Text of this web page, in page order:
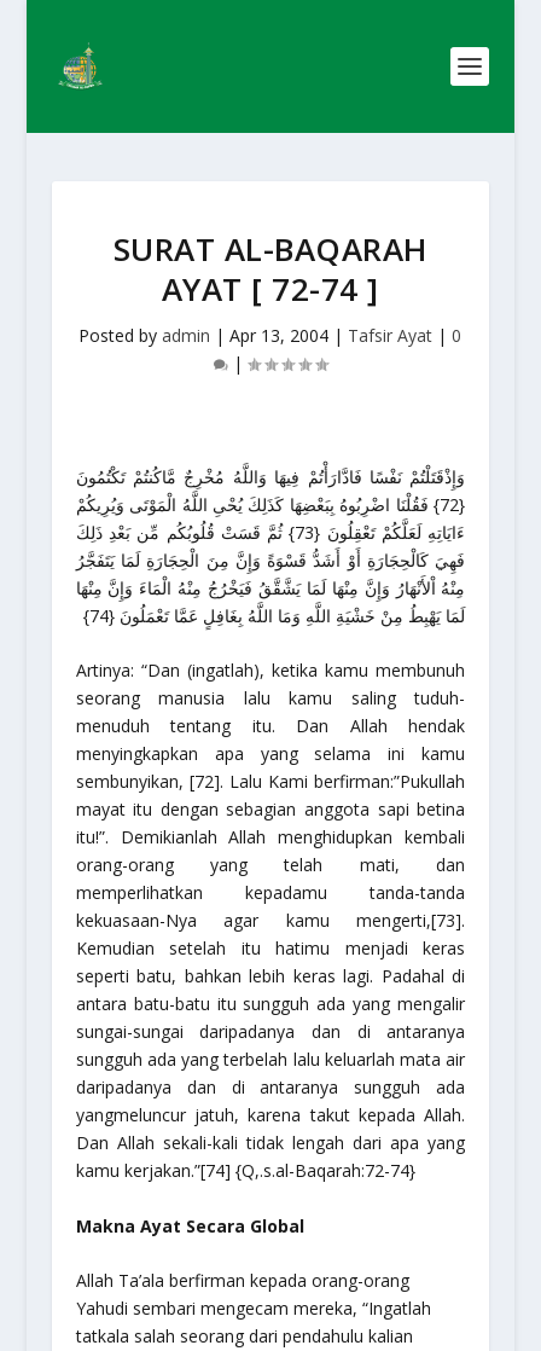
SURAT AL-BAQARAH
AYAT [ 72-74 ]
Posted byadmin |Apr 13, 2004 | Tafsir Ayat |0
|
وَإِذْقَتَلْتُمْ نَفْسًا فَادَّارَأْتُمْ فِيهَا وَاللَّهُ مُخْرِجٌ مَّاكُنتُمْ تَكْتُمُونَ
{72} فَقُلْنَا اضْرِبُوهُ بِبَعْضِهَا كَذَلِكَ يُحْىِ اللَّهُ الْمَوْتَى وَيُرِيكُمْ
ءَايَاتِهِ لَعَلَّكُمْ تَعْقِلُونَ {73} ثُمَّ قَسَتْ قُلُوبُكُم مِّن بَعْدِ ذَلِكَ
فَهِيَ كَالْحِجَارَةِ أَوْ أَشَدُّ قَسْوَةً وَإِنَّ مِنَ الْحِجَارَةِ لَمَا يَتَفَجَّرُ
مِنْهُ اْلأَنْهَارُ وَإِنَّ مِنْهَا لَمَا يَشَّقَّقُ فَيَخْرُجُ مِنْهُ الْمَاءَ وَإِنَّ مِنْهَا
لَمَا يَهْبِطُ مِنْ خَشْيَةِ اللَّهِ وَمَا اللَّهُ بِغَافِلٍ عَمَّا تَعْمَلُونَ {74}
Artinya: “Dan (ingatlah), ketika kamu membunuh
seorang manusia lalu kamu saling tuduh-
menuduh tentang itu. Dan Allah hendak
menyingkapkan apa yang selama ini kamu
sembunyikan, [72]. Lalu Kami berfirman:”Pukullah
mayat itu dengan sebagian anggota sapi betina
itu!”. Demikianlah Allah menghidupkan kembali
orang-orang yang telah mati, dan
memperlihatkan kepadamu tanda-tanda
kekuasaan-Nya agar kamu mengerti,[73].
Kemudian setelah itu hatimu menjadi keras
seperti batu, bahkan lebih keras lagi. Padahal di
antara batu-batu itu sungguh ada yang mengalir
sungai-sungai daripadanya dan di antaranya
sungguh ada yang terbelah lalu keluarlah mata air
daripadanya dan di antaranya sungguh ada
yangmeluncur jatuh, karena takut kepada Allah.
Dan Allah sekali-kali tidak lengah dari apa yang
kamu kerjakan.”[74] {Q,.s.al-Baqarah:72-74}
Makna Ayat Secara Global
Allah Ta’ala berfirman kepada orang-orang
Yahudi sembari mengecam mereka, “Ingatlah
tatkala salah seorang dari pendahulu kalian